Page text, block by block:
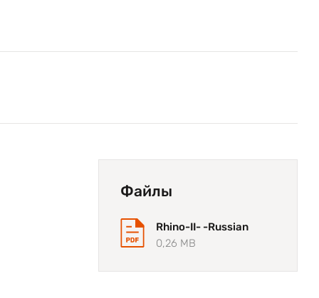
Файлы
Rhino-II- -Russian
0,26 MB